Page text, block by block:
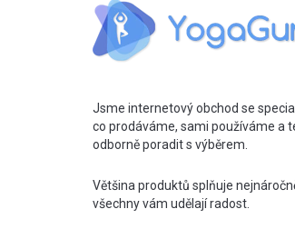
Jsme internetový obchod se
co prodáváme, sami používáme a
odborně poradit s výběrem.
Většina produktů splňuje
všechny vám udělají radost.